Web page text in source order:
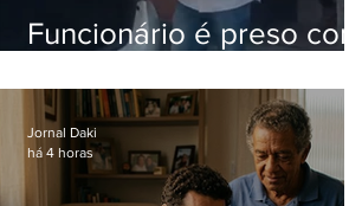
Funcionário é preso com
do Hospital do Andaraí
Jornal Daki
há 4 horas